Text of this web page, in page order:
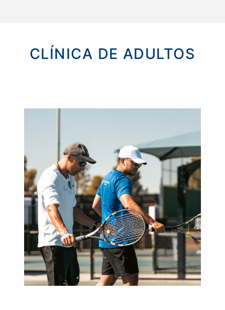
CLÍNICA DE ADULTOS